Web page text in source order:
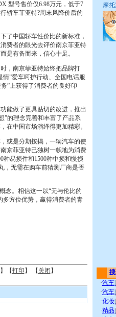
型号售价仅6.98万元，低于7
轿车菲亚特?周末风降价后的
中国轿车性价比的新标准，
费者的眼光去评价南京菲亚特
是有备而来，信心十足。
，南京菲亚特始终把品牌打
”爱车呵护行动、全国电话服
”上获得了消费者的良好印
能做了更具贴切的改进，推出
”的理念完善和丰富了产品系
在中国市场演绎得更加精彩。
或是分期按揭，一辆汽车的使
京菲亚特已独树一帜地为消费
易损件和1500种中损和慢损
，无需在购车前猜测厂商是否
。相信这一以“无与伦比的
多方位优势，赢得消费者的青
】【打印 】 【 关闭 】
摩
·汽车
·汽车
·化妆
·精品